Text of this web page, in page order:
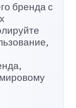
бренда с